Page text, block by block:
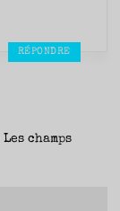
RÉPONDRE
Les champs